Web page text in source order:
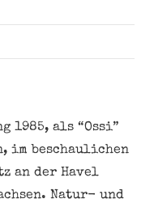
1985, als “Ossi”
im beschaulichen
an der Havel
Natur- und